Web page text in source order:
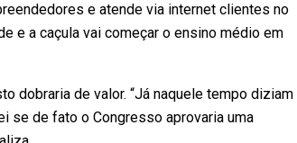
e atende via internet clientes no
e a caçula vai começar o ensino médio em
dobraria de valor. “Já naquele tempo diziam
se de fato o Congresso aprovaria uma